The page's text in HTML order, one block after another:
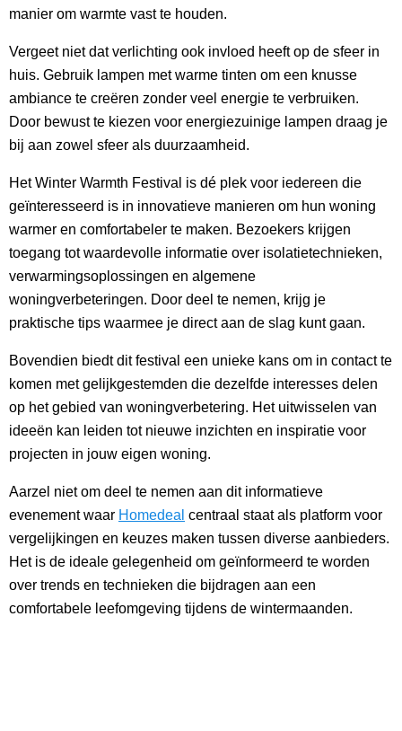
manier om warmte vast te houden.
Vergeet niet dat verlichting ook invloed heeft op de sfeer in
huis. Gebruik lampen met warme tinten om een knusse
ambiance te creëren zonder veel energie te verbruiken.
Door bewust te kiezen voor energiezuinige lampen draag je
bij aan zowel sfeer als duurzaamheid.
Het Winter Warmth Festival is dé plek voor iedereen die
geïnteresseerd is in innovatieve manieren om hun woning
warmer en comfortabeler te maken. Bezoekers krijgen
toegang tot waardevolle informatie over isolatietechnieken,
verwarmingsoplossingen en algemene
woningverbeteringen. Door deel te nemen, krijg je
praktische tips waarmee je direct aan de slag kunt gaan.
Bovendien biedt dit festival een unieke kans om in contact te
komen met gelijkgestemden die dezelfde interesses delen
op het gebied van woningverbetering. Het uitwisselen van
ideeën kan leiden tot nieuwe inzichten en inspiratie voor
projecten in jouw eigen woning.
Aarzel niet om deel te nemen aan dit informatieve
evenement waar Homedeal centraal staat als platform voor
vergelijkingen en keuzes maken tussen diverse aanbieders.
Het is de ideale gelegenheid om geïnformeerd te worden
over trends en technieken die bijdragen aan een
comfortabele leefomgeving tijdens de wintermaanden.